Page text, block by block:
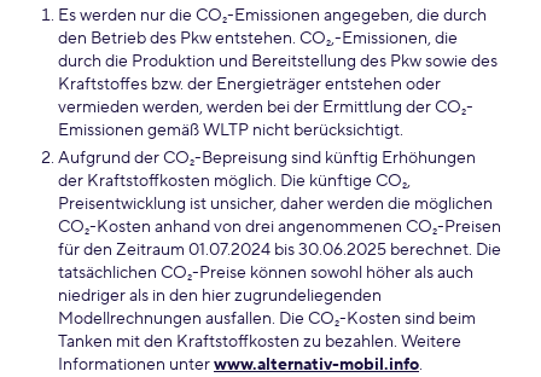
Es werden nur die CO₂-Emissionen angegeben, die durch
den Betrieb des Pkw entstehen. CO₂,-Emissionen, die
durch die Produktion und Bereitstellung des Pkw sowie des
Kraftstoffes bzw. der Energieträger entstehen oder
vermieden werden, werden bei der Ermittlung der CO₂-
Emissionen gemäß WLTP nicht berücksichtigt.
Aufgrund der CO₂-Bepreisung sind künftig Erhöhungen
der Kraftstoffkosten möglich. Die künftige CO₂,
Preisentwicklung ist unsicher, daher werden die möglichen
CO₂-Kosten anhand von drei angenommenen CO₂-Preisen
für den Zeitraum 01.07.2024 bis 30.06.2025 berechnet. Die
tatsächlichen CO₂-Preise können sowohl höher als auch
niedriger als in den hier zugrundeliegenden
Modellrechnungen ausfallen. Die CO₂-Kosten sind beim
Tanken mit den Kraftstoffkosten zu bezahlen. Weitere
Informationen unterwww.alternativ-mobil.info.